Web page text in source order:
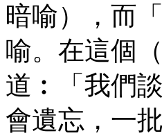
暗喻），而
喻。在這個
道︰「我們
會遺忘，一